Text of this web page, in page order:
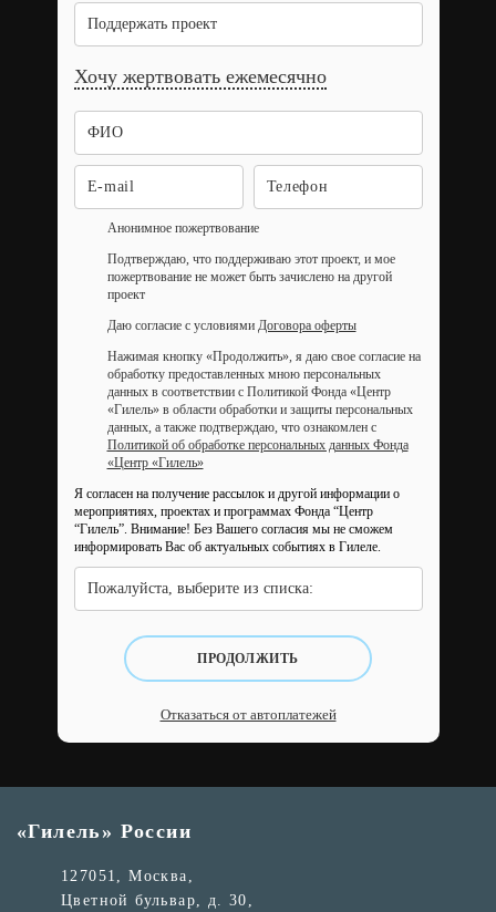
Поддержать проект
Хочу жертвовать ежемесячно
Анонимное пожертвование
Подтверждаю, что поддерживаю этот проект, и мое
пожертвование не может быть зачислено на другой
проект
Даю согласие с условиями Договора оферты
Нажимая кнопку «Продолжить», я даю свое согласие на
обработку предоставленных мною персональных
данных в соответствии с Политикой Фонда «Центр
«Гилель» в области обработки и защиты персональных
данных, а также подтверждаю, что ознакомлен с
Политикой об обработке персональных данных Фонда
«Центр «Гилель»
Я согласен на получение рассылок и другой информации о
мероприятиях, проектах и программах Фонда “Центр
“Гилель”. Внимание! Без Вашего согласия мы не сможем
информировать Вас об актуальных событиях в Гилеле.
Пожалуйста, выберите из списка:
ПРОДОЛЖИТЬ
Отказаться от автоплатежей
«Гилель» России
127051, Москва,
Цветной бульвар, д. 30,